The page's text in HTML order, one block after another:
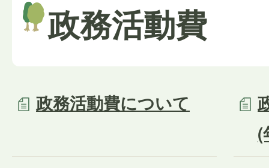
政務活動費
政務活動費について
(